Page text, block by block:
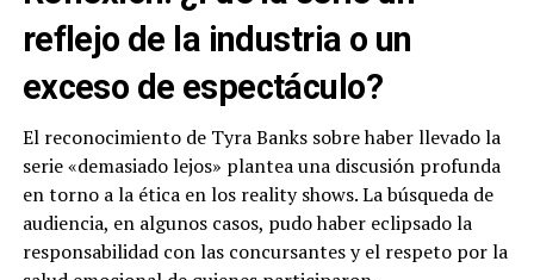
reflejo de la industria o un
exceso de espectáculo?
El reconocimiento de Tyra Banks sobre haber llevado la
serie «demasiado lejos» plantea una discusión profunda
en torno a la ética en los reality shows. La búsqueda de
audiencia, en algunos casos, pudo haber eclipsado la
responsabilidad con las concursantes y el respeto por la